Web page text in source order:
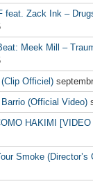
feat. Zack Ink –
Meek Mill –
Officiel)
(Official Video)
HAKIMI [VIDEO
Smoke (Director’s